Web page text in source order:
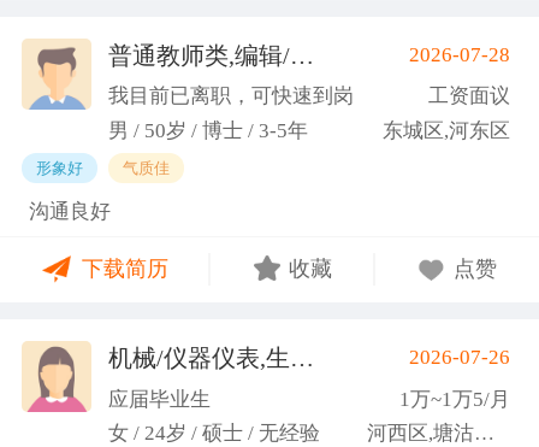
一百余人，并组织每天口语晨读活动，同时不定期举
办各种社团内部活动，如迎新、英语角等。
稳步成长并创造价值。
普通教师类,编辑/出版/印刷 (刘先生)
2026-07-28
我目前已离职，可快速到岗
工资面议
男 / 50岁 / 博士 / 3-5年
东城区,河东区
形象好 气质佳
沟通良好
下载简历 收藏 点赞
机械/仪器仪表,生产管理/研发 (高蕾)
2026-07-26
应届毕业生
1万~1万5/月
女 / 24岁 / 硕士 / 无经验
河西区,塘沽区,东丽区